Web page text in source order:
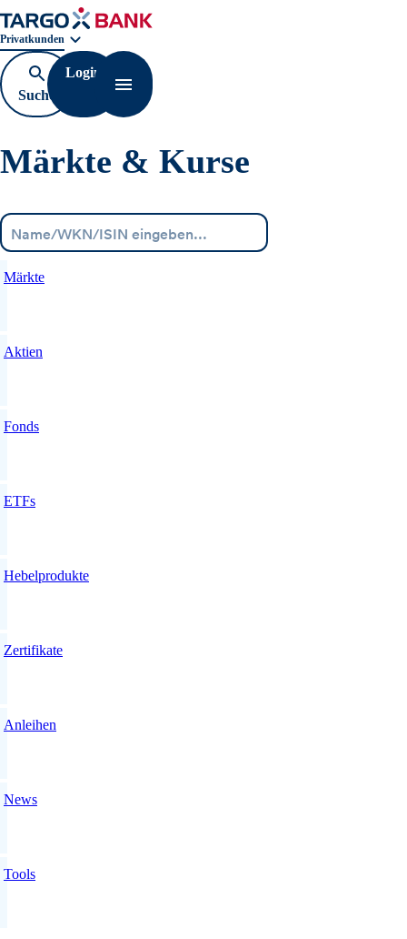
Geschäftsbereichnavigation. Aktuelle Auswahl:
Privatkunden
Suche
öffnen
Login
Navigation öffnen
Märkte & Kurse
Märkte
Aktien
Fonds
ETFs
Hebelprodukte
Zertifikate
Anleihen
News
Tools